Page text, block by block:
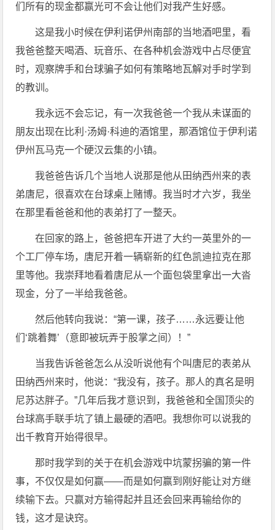
们所有的现金都赢光可不会让他们对我产生好感。
这是我小时候在伊利诺伊州南部的当地酒吧里，看
我爸爸整天喝酒、玩音乐、在各种机会游戏中占尽便宜
时，观察牌手和台球骗子如何有策略地瓦解对手时学到
的教训。
我永远不会忘记，有一次我爸爸一个我从未谋面的
朋友出现在比利·汤姆·科迪的酒馆里，那酒馆位于伊利诺
伊州瓦马克一个硬汉云集的小镇。
我爸爸告诉几个当地人说那是他从田纳西州来的表
弟唐尼，很喜欢在台球桌上赌博。我当时才六岁，我坐
在那里看爸爸和他的表弟打了一整天。
在回家的路上，爸爸把车开进了大约一英里外的一
个工厂停车场，唐尼开着一辆崭新的红色凯迪拉克在那
里等他。我崇拜地看着唐尼从一个面包袋里拿出一大沓
现金，分了一半给我爸爸。
然后他转向我说：“第一课，孩子……永远要让他
们‘跳着舞’（意即被玩弄于股掌之间）！”
当我告诉爸爸怎么从没听说他有个叫唐尼的表弟从
田纳西州来时，他说：“我没有，孩子。那人的真名是明
尼苏达胖子。”几年后我才意识到，我爸爸和全国顶尖的
台球高手联手坑了镇上最硬的酒吧。我想你可以说我的
出千教育开始得很早。
那时我学到的关于在机会游戏中坑蒙拐骗的第一件
事，不仅仅是如何赢——而是如何赢到刚好能让对方继
续输下去。只赢对方输得起并且还会回来再输给你的
钱，这才是诀窍。